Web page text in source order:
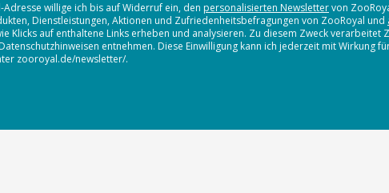
willige ich bis auf Widerruf ein, den personalisierten Newslettervon
Dienstleistungen, Aktionen und Zufriedenheitsbefragungen von ZooRoyal und
Klicks auf enthaltene Links erheben und analysieren. Zu diesem Zweck
entnehmen. Diese Einwilligung kann ich jederzeit mit
zooroyal.de/newsletter/.